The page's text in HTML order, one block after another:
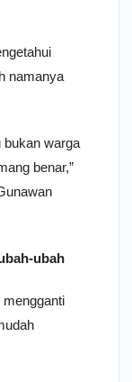
namanya
bukan warga
benar,”
ubah